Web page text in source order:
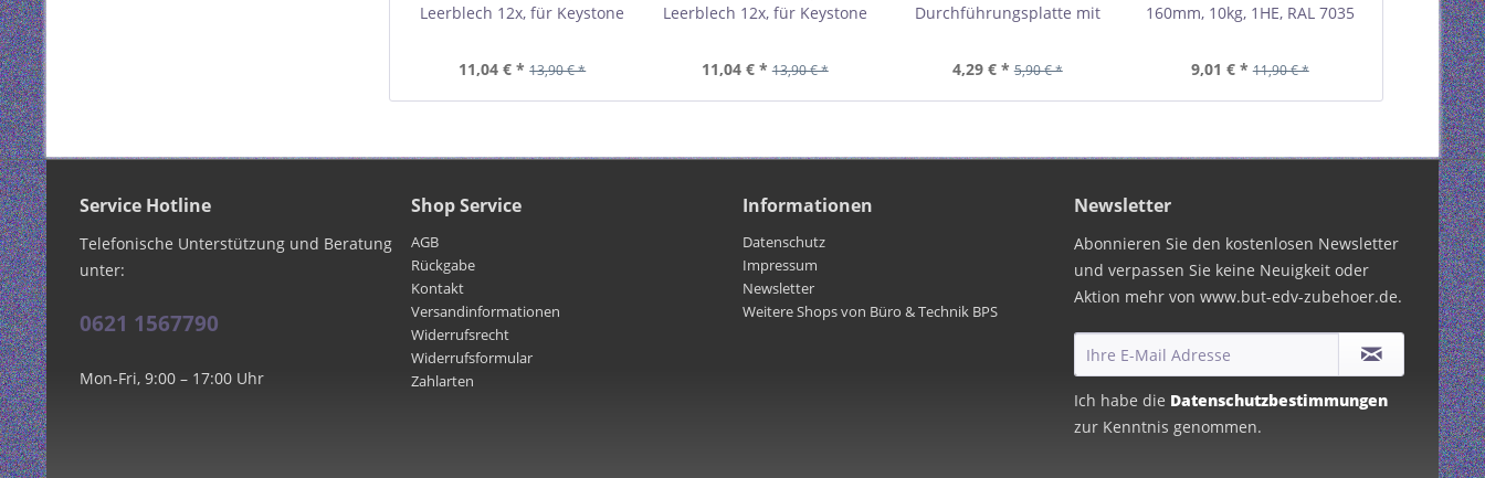
Leerblech 12x, für Keystone
11,04 € * 13,90 € *
Leerblech 12x, für Keystone
11,04 € * 13,90 € *
Durchführungsplatte mit
4,29 € * 5,90 € *
160mm, 10kg, 1HE, RAL 7035
9,01 € * 11,90 € *
RAL
2,21
Service Hotline
Telefonische Unterstützung und Beratung
unter:
0621 1567790
Mon-Fri, 9:00 – 17:00 Uhr
Shop Service
AGB
Rückgabe
Kontakt
Versandinformationen
Widerrufsrecht
Widerrufsformular
Zahlarten
Informationen
Datenschutz
Impressum
Newsletter
Weitere Shops von Büro & Technik BPS
Newsletter
Abonnieren Sie den kostenlosen Newsletter
und verpassen Sie keine Neuigkeit oder
Aktion mehr von www.but-edv-zubehoer.de.
Ich habe die Datenschutzbestimmungen
zur Kenntnis genommen.